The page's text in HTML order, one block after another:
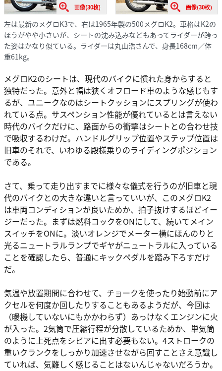
画像(30枚) 画像(30枚)
左は最新のメグロK3で、右は1965年製の500メグロK2。車格はK2の
ほうがやや小さいが、シートの沈み込みなどもあってライダーが跨っ
た姿はかなり似ている。ライダーは丸山浩さんで、身長168cm／体
重61kg。
メグロK2のシートは、現代のバイクに慣れた身からすると
独特だった。意外と幅は狭くオフロード車のような感じもす
るが、ユニークなのはシートクッションにスプリングが使わ
れている点。サスペンション性能が優れているとは言えない
時代のバイクだけに、路面からの衝撃はシートとの合わせ技
で吸収するわけだ。ハンドルグリップ位置やステップ位置は
旧車のそれで、いわゆる殿様乗りのライディングポジション
である。
さて、乗って走り出すまでに様々な儀式を行うのが旧車と現
代のバイクとの大きな違いと言っていいが、このメグロK2
は車両コンディションが良いためか、拍子抜けするほどイー
ジーだった。まずは燃料コックをONにして、続いてメイン
スイッチをONに。淡いオレンジでメーター横にほんのりと
光るニュートラルランプでギヤがニュートラルに入っている
ことを確認したら、普通にキックペダルを踏み下ろすだけ
だ。
気温や放置期間に合わせて、チョークを使ったり始動前にア
クセルを何度か回したりすることもあるようだが、今回は
（暖機していないにもかかわらず）あっけなくエンジンに火
が入った。2気筒で圧縮行程が分散しているためか、単気筒
のように上死点をシビアに出す必要もない。4ストロークの
重いクランクをしっかり加速させながら回すことさえ意識し
ていれば、気難しく感じることはないんじゃないだろうか。